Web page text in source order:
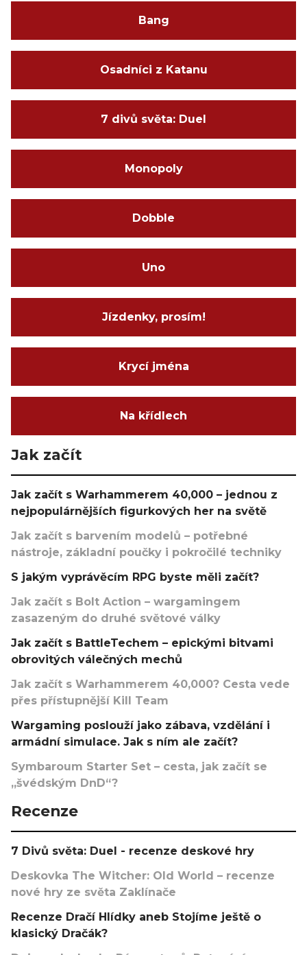
Bang
Osadníci z Katanu
7 divů světa: Duel
Monopoly
Dobble
Uno
Jízdenky, prosím!
Krycí jména
Na křídlech
Jak začít
Jak začít s Warhammerem 40,000 – jednou z
nejpopulárnějších figurkových her na světě
Jak začít s barvením modelů – potřebné
nástroje, základní poučky i pokročilé techniky
S jakým vyprávěcím RPG byste měli začít?
Jak začít s Bolt Action – wargamingem
zasazeným do druhé světové války
Jak začít s BattleTechem – epickými bitvami
obrovitých válečných mechů
Jak začít s Warhammerem 40,000? Cesta vede
přes přístupnější Kill Team
Wargaming poslouží jako zábava, vzdělání i
armádní simulace. Jak s ním ale začít?
Symbaroum Starter Set – cesta, jak začít se
„švédským DnD“?
Recenze
7 Divů světa: Duel - recenze deskové hry
Deskovka The Witcher: Old World – recenze
nové hry ze světa Zaklínače
Recenze Dračí Hlídky aneb Stojíme ještě o
klasický Dračák?